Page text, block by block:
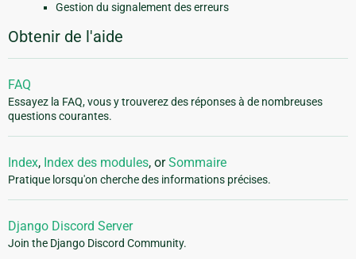
Gestion du signalement des erreurs
Obtenir de l'aide
FAQ
Essayez la FAQ, vous y trouverez des réponses à de nombreuses
questions courantes.
Index, Index des modules, orSommaire
Pratique lorsqu'on cherche des informations précises.
Django Discord Server
Join the Django Discord Community.